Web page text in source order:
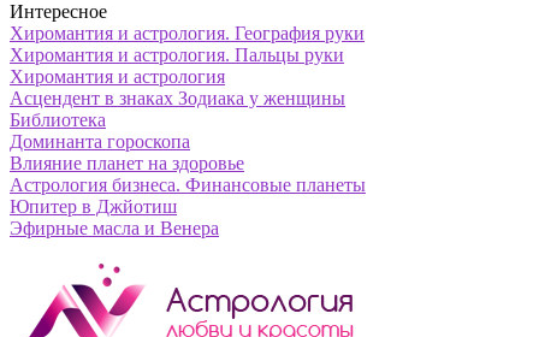
Интересное
Хиромантия и астрология. География руки
Хиромантия и астрология. Пальцы руки
Хиромантия и астрология
Асцендент в знаках Зодиака у женщины
Библиотека
Доминанта гороскопа
Влияние планет на здоровье
Астрология бизнеса. Финансовые планеты
Юпитер в Джйотиш
Эфирные масла и Венера